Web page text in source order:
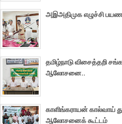
அஇஅதிமுக எழுச்சி
தமிழ்நாடு விசைத்தறி
ஆலோசனை..
காளிங்கராயன் கால்வாய்
ஆலோசனைக் கூட்டம்